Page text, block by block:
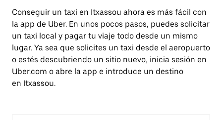
Conseguir un taxi en Itxassou ahora es más fácil con
la app de Uber. En unos pocos pasos, puedes solicitar
un taxi local y pagar tu viaje todo desde un mismo
lugar. Ya sea que solicites un taxi desde el aeropuerto
o estés descubriendo un sitio nuevo, inicia sesión en
Uber.com o abre la app e introduce un destino
en Itxassou.